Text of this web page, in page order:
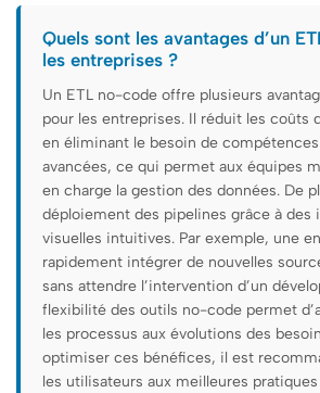
Quels sont les avantages d’un
les entreprises ?
Un ETL no-code offre plusieurs
pour les entreprises. Il réduit les coûts
en éliminant le besoin de
avancées, ce qui permet aux équipes
en charge la gestion des données. De
déploiement des pipelines grâce à des
visuelles intuitives. Par exemple, une
rapidement intégrer de nouvelles
sans attendre l’intervention d’un
flexibilité des outils no-code permet
les processus aux évolutions des
optimiser ces bénéfices, il est
les utilisateurs aux meilleures